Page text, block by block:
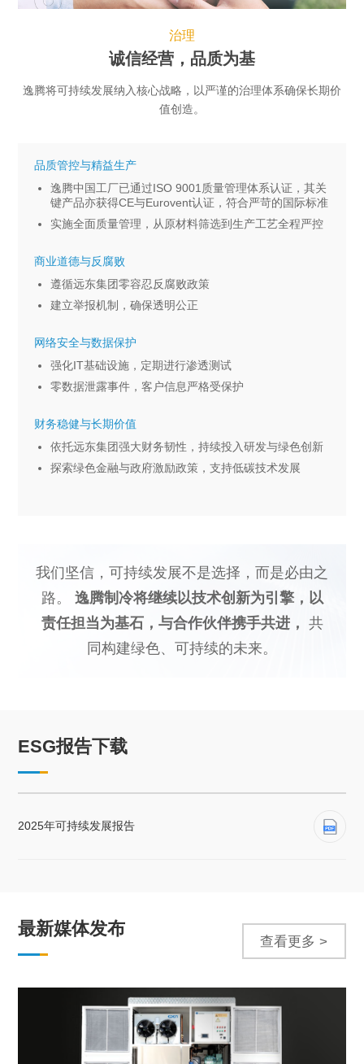
治理
诚信经营，品质为基
逸腾将可持续发展纳入核心战略，以严谨的治理体系确保长期价
值创造。
品质管控与精益生产
逸腾中国工厂已通过ISO 9001质量管理体系认证，其关
键产品亦获得CE与Eurovent认证，符合严苛的国际标准
实施全面质量管理，从原材料筛选到生产工艺全程严控
商业道德与反腐败
遵循远东集团零容忍反腐败政策
建立举报机制，确保透明公正
网络安全与数据保护
强化IT基础设施，定期进行渗透测试
零数据泄露事件，客户信息严格受保护
财务稳健与长期价值
依托远东集团强大财务韧性，持续投入研发与绿色创新
探索绿色金融与政府激励政策，支持低碳技术发展
我们坚信，可持续发展不是选择，而是必由之
路。
逸腾制冷将继续以技术创新为引擎，以
责任担当为基石，与合作伙伴携手共进， 共
同构建绿色、可持续的未来。
ESG报告下载
2025年可持续发展报告
最新媒体发布
查看更多 >